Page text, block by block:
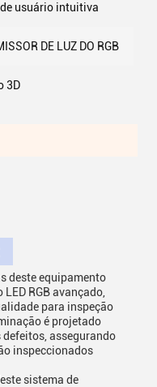
de usuário intuitiva
DE LUZ DO RGB
3D
deste equipamento
RGB avançado,
para inspeção
é projetado
defeitos, assegurando
inspeccionados
sistema de